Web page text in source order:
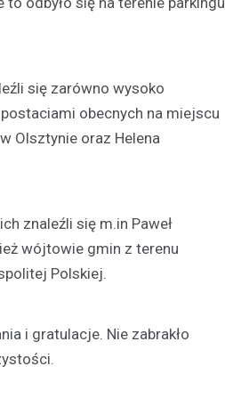
się zarówno wysoko
obecnych na miejscu
Olsztynie oraz Helena
znaleźli się m.in Paweł
wójtowie gmin z terenu
Polskiej.
i gratulacje. Nie zabrakło
policyjna
17-latka z Działdowa –
prosi o pomoc